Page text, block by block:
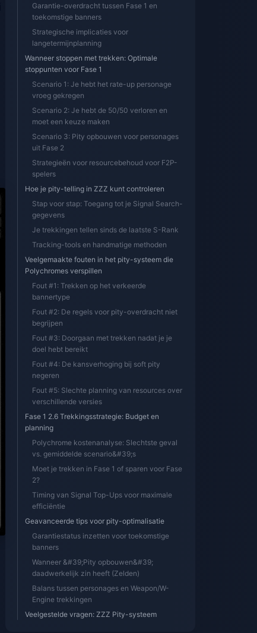
Garantie-overdracht tussen Fase 1 en
toekomstige banners
Strategische implicaties voor
langetermijnplanning
Wanneer stoppen met trekken: Optimale
stoppunten voor Fase 1
Scenario 1: Je hebt het rate-up personage
vroeg gekregen
Scenario 2: Je hebt de 50/50 verloren en
moet een keuze maken
Scenario 3: Pity opbouwen voor personages
uit Fase 2
Strategieën voor resourcebehoud voor F2P-
spelers
Hoe je pity-telling in ZZZ kunt controleren
Stap voor stap: Toegang tot je Signal Search-
gegevens
Je trekkingen tellen sinds de laatste S-Rank
Tracking-tools en handmatige methoden
Veelgemaakte fouten in het pity-systeem die
Polychromes verspillen
Fout #1: Trekken op het verkeerde
bannertype
Fout #2: De regels voor pity-overdracht niet
begrijpen
Fout #3: Doorgaan met trekken nadat je je
doel hebt bereikt
Fout #4: De kansverhoging bij soft pity
negeren
Fout #5: Slechte planning van resources over
verschillende versies
Fase 1 2.6 Trekkingsstrategie: Budget en
planning
Polychrome kostenanalyse: Slechtste geval
vs. gemiddelde scenario&#39;s
Moet je trekken in Fase 1 of sparen voor Fase
2?
Timing van Signal Top-Ups voor maximale
efficiëntie
Geavanceerde tips voor pity-optimalisatie
Garantiestatus inzetten voor toekomstige
banners
Wanneer &#39;Pity opbouwen&#39;
daadwerkelijk zin heeft (Zelden)
Balans tussen personages en Weapon/W-
Engine trekkingen
Veelgestelde vragen: ZZZ Pity-systeem